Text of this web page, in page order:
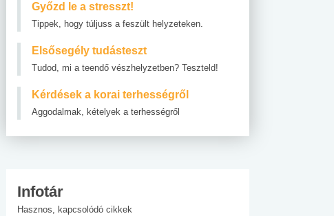
Győzd le a stresszt!
Tippek, hogy túljuss a feszült helyzeteken.
Elsősegély tudásteszt
Tudod, mi a teendő vészhelyzetben? Teszteld!
Kérdések a korai terhességről
Aggodalmak, kételyek a terhességről
Infotár
Hasznos, kapcsolódó cikkek